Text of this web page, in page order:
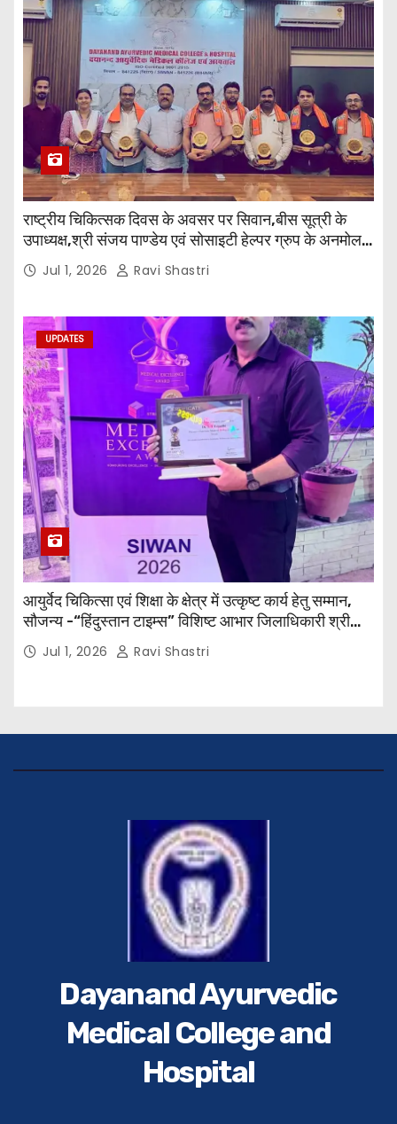
राष्ट्रीय चिकित्सक दिवस के अवसर पर सिवान,बीस सूत्री के
उपाध्यक्ष,श्री संजय पाण्डेय एवं सोसाइटी हेल्पर ग्रुप के अनमोल
जी तथा इनर व्हील क्लब की अध्यक्षा श्रीमती आरती अलोक वर्मा
एवं उनकी टीम द्वारा महाविद्यालय के प्राचार्य डॉ. सुधांशु शेखर
Jul 1, 2026 Ravi Shastri
UPDATES
आयुर्वेद चिकित्सा एवं शिक्षा के क्षेत्र में उत्कृष्ट कार्य हेतु सम्मान,
सौजन्य -“हिंदुस्तान टाइम्स” विशिष्ट आभार जिलाधिकारी श्री
विवेक रंजन मैत्रेय (भा०प्र० से०), आरक्षी अधीक्षक श्री पूरन झा
(भा०पु०से०) सिविल सर्जन, सिवान एवं ब्यूरो चीफ श्री नीरज
Jul 1, 2026 Ravi Shastri
Dayanand Ayurvedic
Medical College and
Hospital